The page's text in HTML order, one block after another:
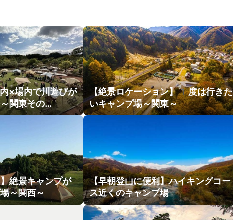
場内で川遊びが
関東その…
【絶景ロケーション】1度は行きた
いキャンプ場～関東～
絶景キャンプが
～関西～
【早朝登山に便利】ハイキングコー
ス近くのキャンプ場